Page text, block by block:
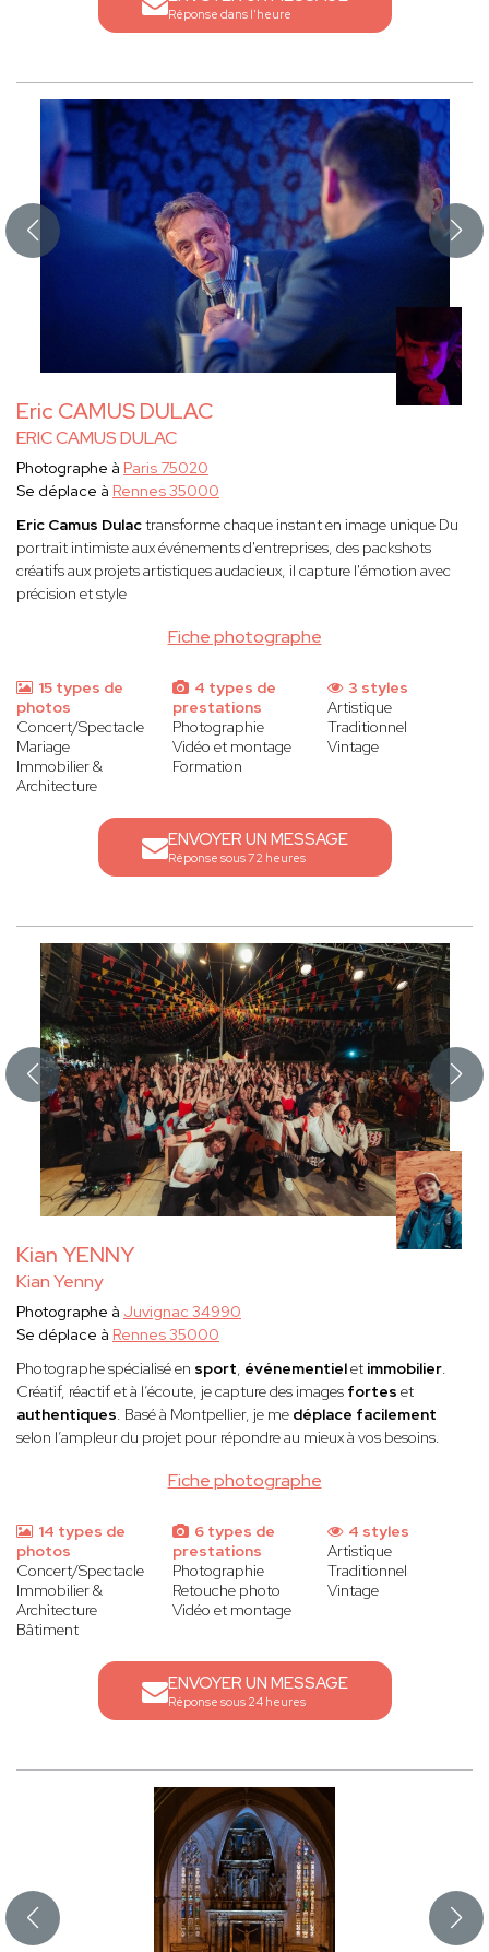
Réponse dans l'heure
Eric CAMUS DULAC
ERIC CAMUS DULAC
Fiche photographe
Photographe à Paris 75020
Se déplace à Rennes 35000
Eric Camus Dulactransforme chaque instant en image unique Du
portrait intimiste aux événements d'entreprises, des packshots
créatifs aux projets artistiques audacieux, il capture l'émotion avec
précision et style
15 types de
photos
Concert/Spectacle
Mariage
Immobilier &
Architecture
4 types de
prestations
Photographie
Vidéo et montage
Formation
3 styles
Artistique
Traditionnel
Vintage
ENVOYER UN MESSAGE
Réponse sous 72 heures
Kian YENNY
Kian Yenny
Fiche photographe
Photographe à Juvignac 34990
Se déplace à Rennes 35000
Photographe spécialisé en sport, événementielet immobilier.
Créatif, réactif et à l’écoute, je capture des images fortes et
authentiques. Basé à Montpellier, je me déplace facilement
selon l’ampleur du projet pour répondre au mieux à vos besoins.
14 types de
photos
Concert/Spectacle
Immobilier &
Architecture
Bâtiment
6 types de
prestations
Photographie
Retouche photo
Vidéo et montage
4 styles
Artistique
Traditionnel
Vintage
ENVOYER UN MESSAGE
Réponse sous 24 heures